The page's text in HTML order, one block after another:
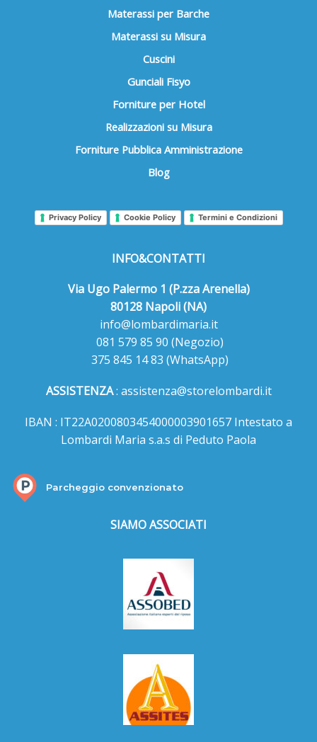
Materassi per Barche
Materassi su Misura
Cuscini
Gunciali Fisyo
Forniture per Hotel
Realizzazioni su Misura
Forniture Pubblica Amministrazione
Blog
Privacy Policy Cookie Policy Termini e Condizioni
INFO&CONTATTI
Via Ugo Palermo 1 (P.zza Arenella)
80128 Napoli (NA)
info@lombardimaria.it
081 579 85 90 (Negozio)
375 845 14 83 (WhatsApp)
ASSISTENZA: assistenza@storelombardi.it
IBAN : IT22A0200803454000003901657 Intestato a
Lombardi Maria s.a.s di Peduto Paola
Parcheggio convenzionato
SIAMO ASSOCIATI